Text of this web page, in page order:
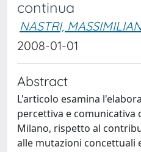
continua
NASTRI,
2008-01-01
Abstract
L'articolo esamina
percettiva e comunicativa
Milano, rispetto al
alle mutazioni concettuali